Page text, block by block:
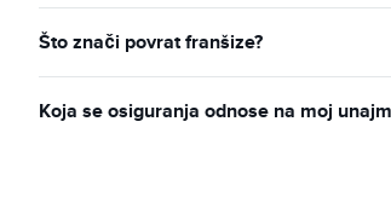
Što znači povrat franšize?
Koja se osiguranja odnose na moj